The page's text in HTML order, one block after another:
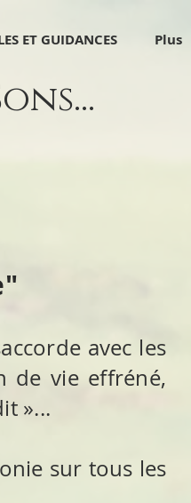
ET GUIDANCES Plus
avec les
de vie effréné,
»...
sur tous les